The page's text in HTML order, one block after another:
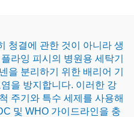
청결에 관한 것이 아니라 생
라잉 피시의 병원용 세탁기
을 분리하기 위한 배리어 기
을 방지합니다. 이러한 강
주기와 특수 세제를 사용해
및 WHO 가이드라인을 충